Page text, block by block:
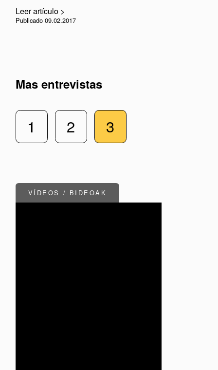
Leer artículo >
Publicado 09.02.2017
Mas entrevistas
1 2 3
VÍDEOS / BIDEOAK